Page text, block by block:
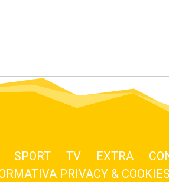
SPORT TV EXTRA
PRIVACY &